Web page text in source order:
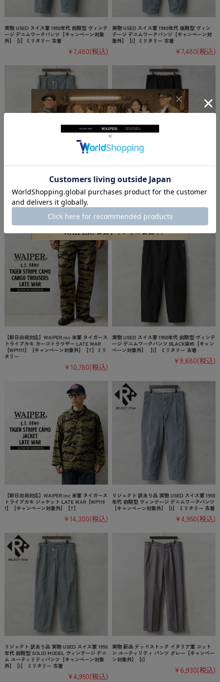
実物 USED スイス軍 1950年代 前期型 ヴィンテ
ージ デニムワークパンツ【キャンペーン対象
外】【I】ミリタリー 古着
¥7,480(税込)
実物 USED スイス軍 1980年代 後期型 ヴィン
テージ デニムワークパンツ【キャンペーン対
象外】【I】ミリタリー 古着
¥7,480(税込)
実物 USED スイス軍 1950年代 前期型 SOLID M
ンツ【キャンペーン対象外】【I】ミリタリー
¥7,480(税込)
実物 USED イギリス軍 ROYAL NAVY No.3 Dr
ess トラウザーズ / オフィサーパンツ【キャ
ンペーン対象外】【I】ミリタリー 古着
【即日出荷対応】WAIPER.inc 米軍 タイガース
トライプカモ カーゴトラウザー LATE WAR
【WP1111】【キャンペーン対象外】【T】ミリ
タリー
¥10,780(税込)
実物 USED スイス軍 1950年代 前期型 ヴィンテ
ージ デニムワークパンツ BLACK染め【キャン
ペーン対象外】 【I】 ミリタリー 古着
¥9,680(税込)
【即日出荷対応】WAIPER.inc 米軍 タイガース
トライプカモ ジャケット LATE WAR【WP119
7】【キャンペーン対象外】【T】
¥14,300(税込)
リジェクト 訳あり品 実物 USED スイス軍 1950
年代 前期型 ヴィンテージ デニムワークパンツ
【キャンペーン対象外】【I】 ミリタリー 古着
¥4,950(税込)
リジェクト 訳あり品 実物 USED スイス軍 1950
年代 前期型 SOLID MODEL ヴィンテージ デニ
ム ユーティリティパンツ【キャンペーン対象
外】【I】 ミリタリー 古着
¥4,950(税込)
実物 新品 デッドストック イタリア軍 コット
ン ユーティリティ パンツ グレー【キャンペー
ン対象外】【I】
¥6,930(税込)